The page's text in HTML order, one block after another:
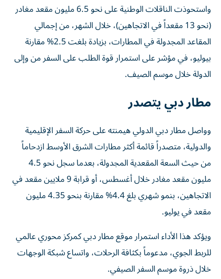
واستحوذت الناقلات الوطنية على نحو 6.5 مليون مقعد مغادر
(نحو 13 مقعداً في الاتجاهين)، خلال الشهر، من إجمالي
المقاعد المجدولة في المطارات، بزيادة بلغت 2.5% مقارنة
بيوليو، في مؤشر على استمرار قوة الطلب على السفر من وإلى
الدولة خلال موسم الصيف.
مطار دبي يتصدر
وواصل مطار دبي الدولي هيمنته على حركة السفر الإقليمية
والدولية، متصدراً قائمة أكثر مطارات الشرق الأوسط ازدحاماً
من حيث السعة المقعدية المجدولة، بعدما سجل نحو 4.5
مليون مقعد مغادر خلال أغسطس، أو قرابة 9 ملايين مقعد في
الاتجاهين، بنمو شهري بلغ 4.4% مقارنة بنحو 4.35 مليون
مقعد في يوليو.
ويؤكد هذا الأداء استمرار موقع مطار دبي كمركز محوري عالمي
للربط الجوي، مدعوماً بكثافة الرحلات، واتساع شبكة الوجهات
خلال ذروة موسم السفر الصيفي.